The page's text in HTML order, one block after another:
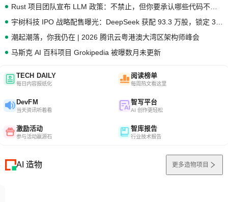
潮起潮落，你我仍在 | 2026 腾讯云粤港澳大湾区架构师峰会
马斯克 AI 百科项目 Grokipedia 被曝数月未更新
TECH DAILY
每日内容报纸化
阅读榜单
每周热文看这里
DevFM
当天资讯听着看
智写平台
AI 创作更轻松
激励活动
参与活动赢源石
智库报告
行业技术报告
AI 造物 更多造物项目